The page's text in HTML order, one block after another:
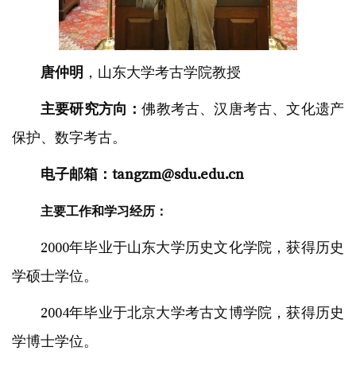
唐仲明 ，山东大学考古学院教授
主要研究方向：佛教考古、汉唐考古、文化遗产
保护、数字考古。
电子邮箱： tangzm@sdu.edu.cn
主要工作和学习经历：
2000年毕业于山东大学历史文化学院，获得历史
学硕士学位。
2004年毕业于北京大学考古文博学院，获得历史
学博士学位。